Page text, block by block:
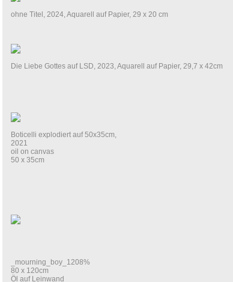
ohne Titel, 2024, Aquarell auf Papier, 29 x 20 cm
Die Liebe Gottes auf LSD, 2023, Aquarell auf Papier, 29,7 x 42cm
Boticelli explodiert auf 50x35cm,
2021
oil on canvas
50 x 35cm
_mourning_boy_1208%
80 x 120cm
Öl auf Leinwand